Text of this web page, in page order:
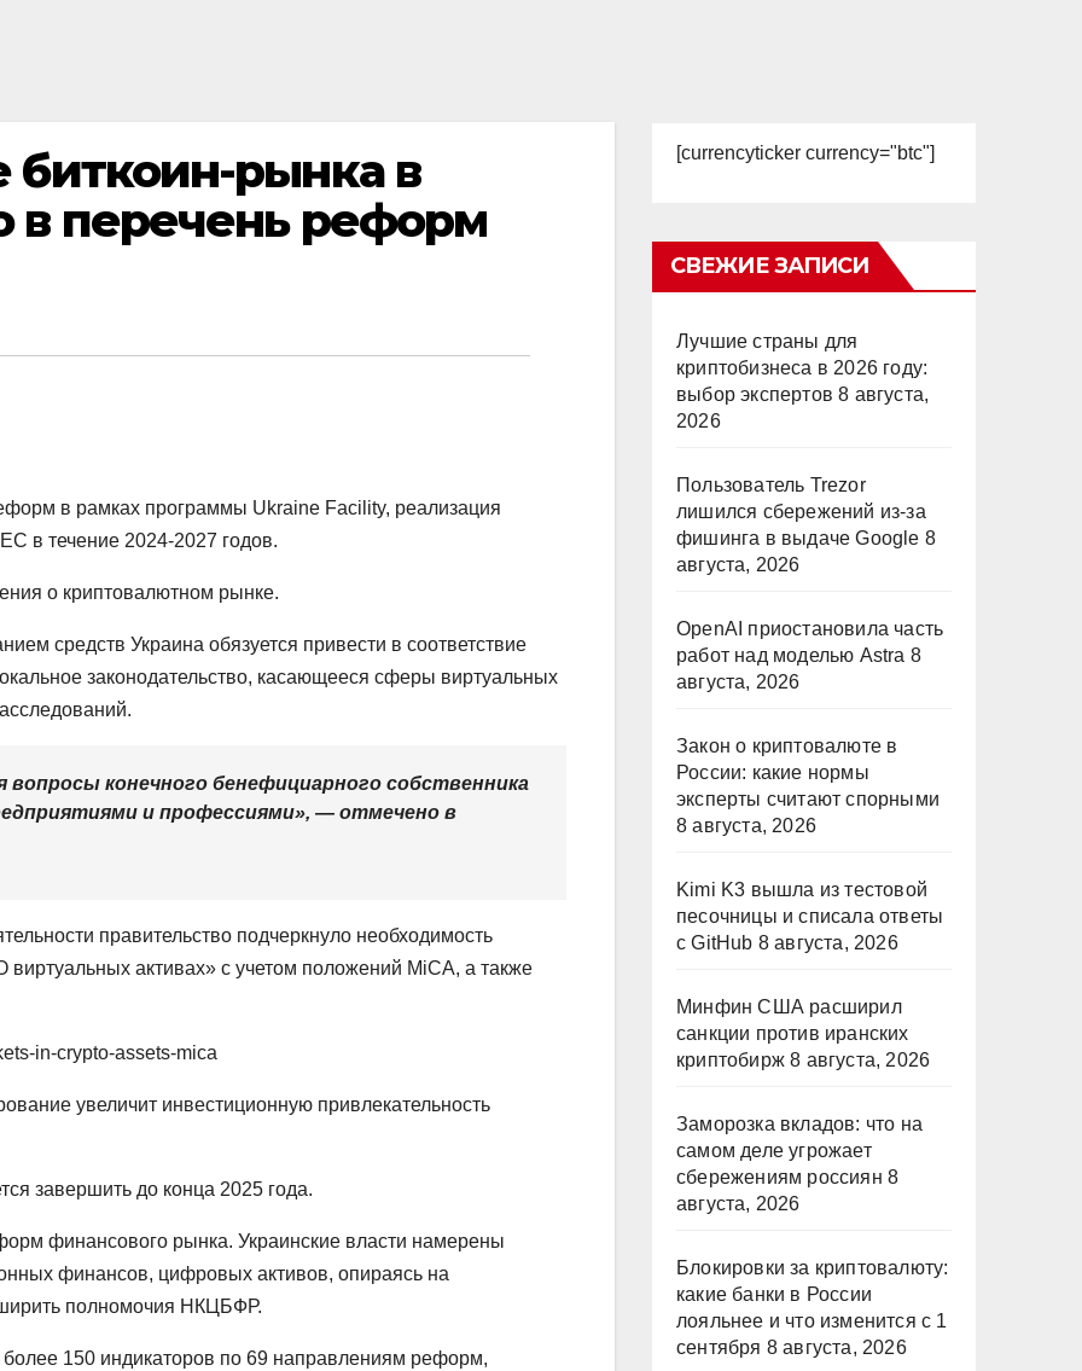
биткоин-рынка в
в перечень реформ
в рамках программы Ukraine Facility, реализация
в течение 2024-2027 годов.
о криптовалютном рынке.
средств Украина обязуется привести в соответствие
законодательство, касающееся сферы виртуальных
конечного бенефициарного собственника
и профессиями», — отмечено в
правительство подчеркнуло необходимость
активах» с учетом положений MiCA, а также
in-crypto-assets-mica
увеличит инвестиционную привлекательность
завершить до конца 2025 года.
финансового рынка. Украинские власти намерены
финансов, цифровых активов, опираясь на
полномочия НКЦБФР.
150 индикаторов по 69 направлениям реформ,
[currencyticker currency="btc"]
СВЕЖИЕ ЗАПИСИ
Лучшие страны для
криптобизнеса в 2026 году:
выбор экспертов 8 августа,
2026
Пользователь Trezor
лишился сбережений из-за
фишинга в выдаче Google 8
августа, 2026
OpenAI приостановила часть
работ над моделью Astra 8
августа, 2026
Закон о криптовалюте в
России: какие нормы
эксперты считают спорными
8 августа, 2026
Kimi K3 вышла из тестовой
песочницы и списала ответы
с GitHub 8 августа, 2026
Минфин США расширил
санкции против иранских
криптобирж 8 августа, 2026
Заморозка вкладов: что на
самом деле угрожает
сбережениям россиян 8
августа, 2026
Блокировки за криптовалюту:
какие банки в России
лояльнее и что изменится с 1
сентября 8 августа, 2026